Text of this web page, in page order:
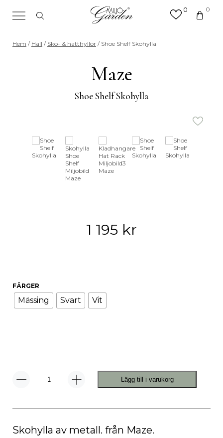
0 0
Sök efter valfri produkt eller
kategori
Hem / Hall / Sko- & hatthyllor / Shoe Shelf Skohylla
Maze
Shoe Shelf Skohylla
1 195 kr
FÄRGER
Mässing Svart Vit
Shoe
Lägg till i varukorg
Skohylla av metall. från Maze.